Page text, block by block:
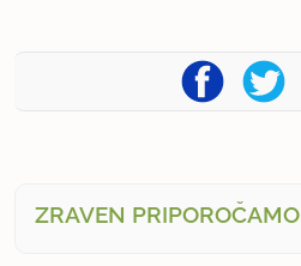
ZRAVEN PRIPOROČAMO